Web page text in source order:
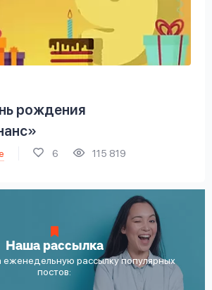
рождения
6 115 819
Наша рассылка
рассылку популярных
постов: